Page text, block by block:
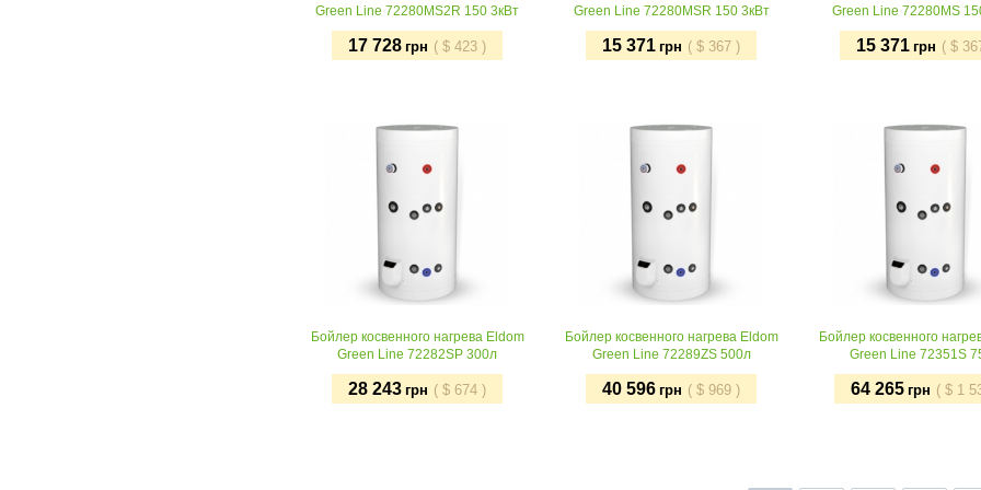
Green Line 72280MS2R 150 3кВт
17 728 грн ( $ 423 )
Green Line 72280MSR 150 3кВт
15 371 грн ( $ 367 )
Green Line 72280MS
15 371 грн ( $
Бойлер косвенного нагрева Eldom
Green Line 72282SP 300л
28 243 грн ( $ 674 )
Бойлер косвенного нагрева Eldom
Green Line 72289ZS 500л
40 596 грн ( $ 969 )
Бойлер косвенного
Green Line 72351S
64 265 грн ( $ 1